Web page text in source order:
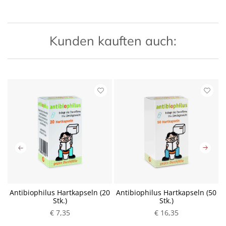
Kunden kauften auch:
Antibiophilus Hartkapseln (20
Stk.)
€ 7,35
Antibiophilus Hartkapseln (50
Stk.)
€ 16,35